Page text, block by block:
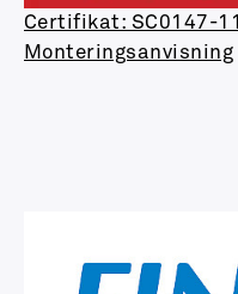
Certifikat: SC0147-11
Monteringsanvisning